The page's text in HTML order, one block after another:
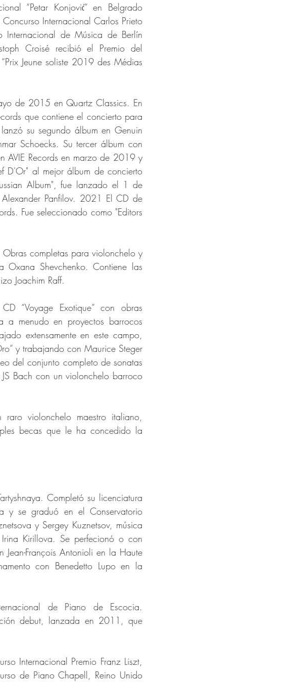
“Petar Konjović” en Belgrado
Internacional Carlos Prieto
de Música de Berlín
Croisé recibió el Premio del
Jeune soliste 2019 des Médias
de 2015 en Quartz Classics. En
que contiene el concierto para
su segundo álbum en Genuin
Schoecks. Su tercer álbum con
AVIE Records en marzo de 2019 y
D'Or" al mejor álbum de concierto
Album", fue lanzado el 1 de
Panfilov. 2021 El CD de
Fue seleccionado como "Editors
completas para violonchelo y
Oxana Shevchenko. Contiene las
Joachim Raff.
“Voyage Exotique” con obras
a menudo en proyectos barrocos
extensamente en este campo,
y trabajando con Maurice Steger
del conjunto completo de sonatas
Bach con un violonchelo barroco
violonchelo maestro italiano,
becas que le ha concedido la
Completó su licenciatura
y se graduó en el Conservatorio
y Sergey Kuznetsov, música
Kirillova. Se perfecionó o con
François Antonioli en la Haute
con Benedetto Lupo en la
de Piano de Escocia.
debut, lanzada en 2011, que
Internacional Premio Franz Liszt,
de Piano Chapell, Reino Unido